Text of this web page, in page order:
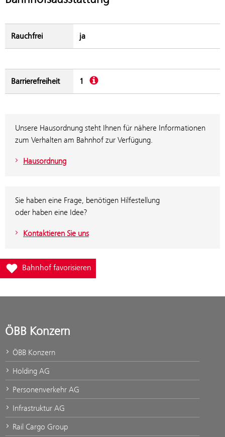
Rauchfrei ja
Barrierefreiheit 1 Beschreibung
Unsere Hausordnung steht Ihnen für nähere Informationen
zum Verhalten am Bahnhof zur Verfügung.
Hausordnung
Sie haben eine Frage, benötigen Hilfestellung
oder haben eine Idee?
Kontaktieren Sie uns
Füge Bahnhof Kolbnitz zur Favoritenliste hinzu
Bahnhof favorisieren
ÖBB Konzern
ÖBB Konzern
Holding AG
Personenverkehr AG
Infrastruktur AG
Rail Cargo Group